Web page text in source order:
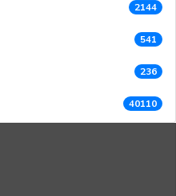
2144
541
236
40110